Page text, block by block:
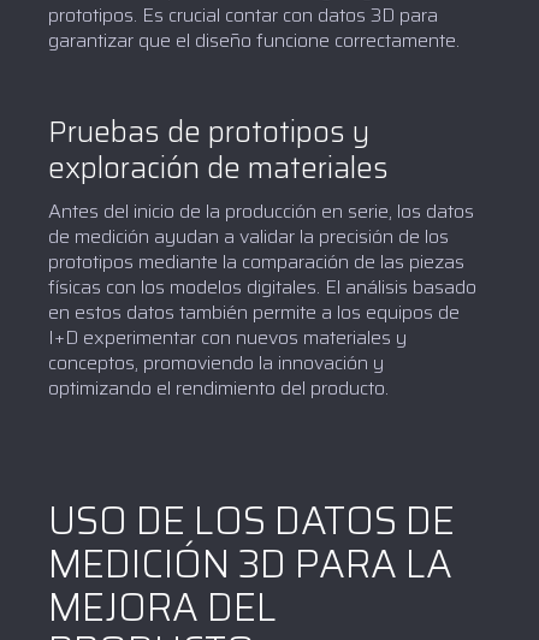
prototipos. Es crucial contar con datos 3D para
garantizar que el diseño funcione correctamente.
Pruebas de prototipos y
exploración de materiales
Antes del inicio de la producción en serie, los datos
de medición ayudan a validar la precisión de los
prototipos mediante la comparación de las piezas
físicas con los modelos digitales. El análisis basado
en estos datos también permite a los equipos de
I+D experimentar con nuevos materiales y
conceptos, promoviendo la innovación y
optimizando el rendimiento del producto.
USO DE LOS DATOS DE
MEDICIÓN 3D PARA LA
MEJORA DEL